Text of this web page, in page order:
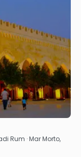
Rum · Mar Morto,